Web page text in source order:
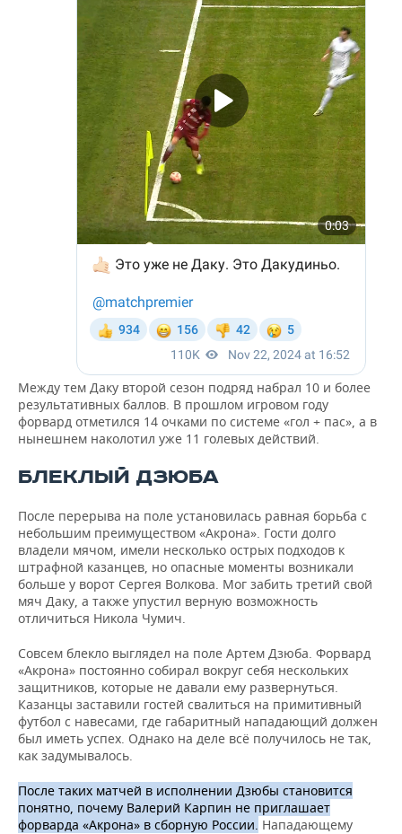
Между тем Даку второй сезон подряд набрал 10 и более
результативных баллов. В прошлом игровом году
форвард отметился 14 очками по системе «гол + пас», а в
нынешнем наколотил уже 11 голевых действий.
БЛЕКЛЫЙ ДЗЮБА
После перерыва на поле установилась равная борьба с
небольшим преимуществом «Акрона». Гости долго
владели мячом, имели несколько острых подходов к
штрафной казанцев, но опасные моменты возникали
больше у ворот Сергея Волкова. Мог забить третий свой
мяч Даку, а также упустил верную возможность
отличиться Никола Чумич.
Совсем блекло выглядел на поле Артем Дзюба. Форвард
«Акрона» постоянно собирал вокруг себя нескольких
защитников, которые не давали ему развернуться.
Казанцы заставили гостей свалиться на примитивный
футбол с навесами, где габаритный нападающий должен
был иметь успех. Однако на деле всё получилось не так,
как задумывалось.
После таких матчей в исполнении Дзюбы становится
понятно, почему Валерий Карпин не приглашает
форварда «Акрона» в сборную России. Нападающему